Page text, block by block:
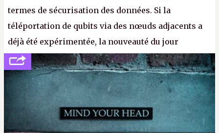
termes de sécurisation des données. Si la
téléportation de qubits via des nœuds adjacents a
déjà été expérimentée, la nouveauté du jour
concerne le recours à des nœuds distants, pour ne
pas dire un réseau quantique multimédia interactif
(avec l’option Péritel). (
http://cpc.cx/AH432N4
Crédit photo : QuTech / Nature)